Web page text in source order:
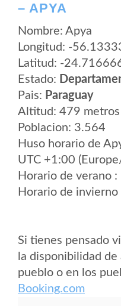
– APYA
Nombre: Apya
Longitud: -
Latitud: -
Estado:
Pais: Paraguay
Altitud: 479 metros
Poblacion: 3.564
Huso horario de
UTC +1:00
Horario de verano
Horario de
Si tienes pensado
la disponibilidad
pueblo o en los
Booking.com